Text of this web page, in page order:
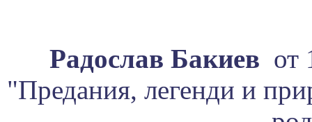
Радослав Бакиев от
"Предания, легенди и